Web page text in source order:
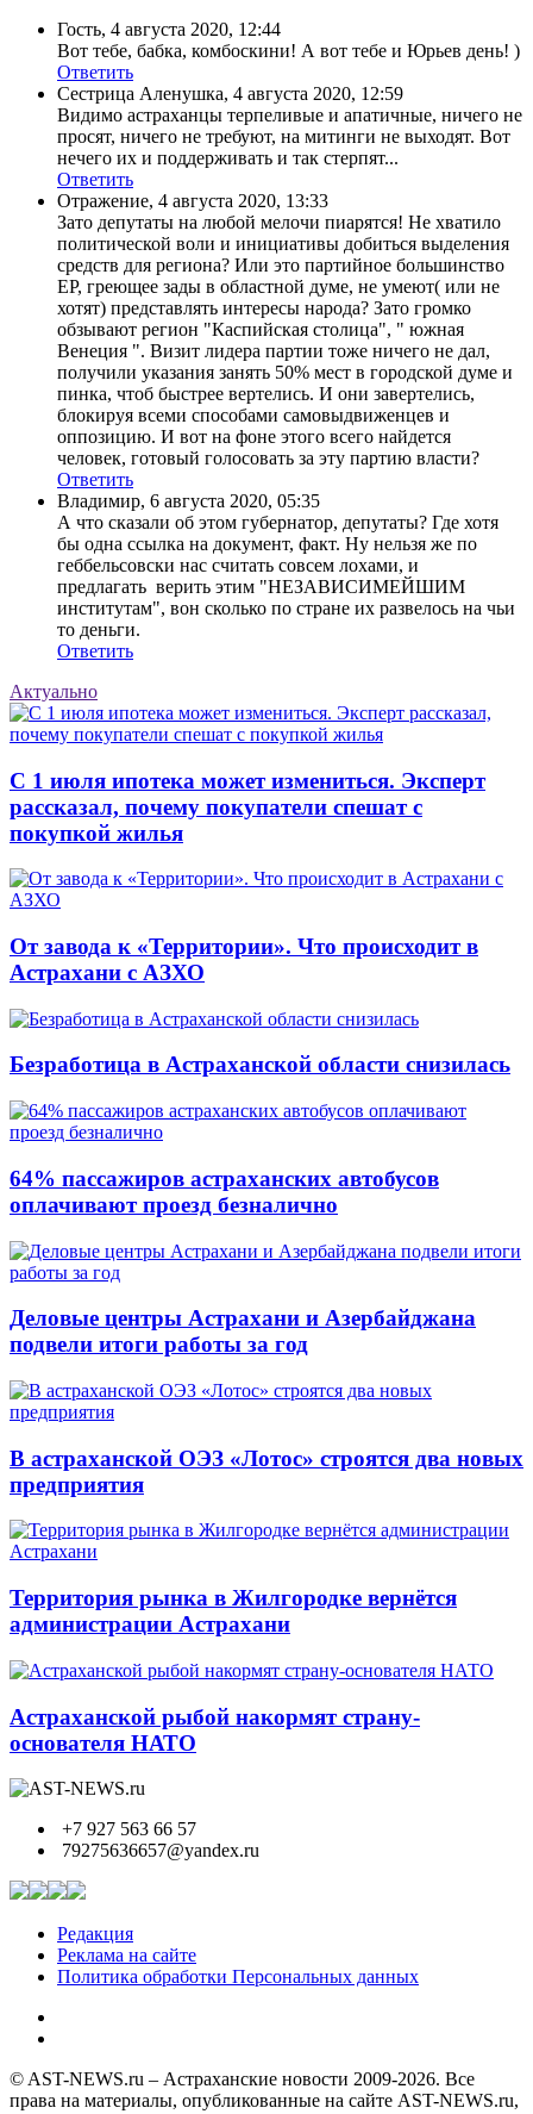
Гость, 4 августа 2020, 12:44
Вот тебе, бабка, комбоскини! А вот тебе и Юрьев день! )
Ответить
Сестрица Аленушка, 4 августа 2020, 12:59
Видимо астраханцы терпеливые и апатичные, ничего не
просят, ничего не требуют, на митинги не выходят. Вот
нечего их и поддерживать и так стерпят...
Ответить
Отражение, 4 августа 2020, 13:33
Зато депутаты на любой мелочи пиарятся! Не хватило
политической воли и инициативы добиться выделения
средств для региона? Или это партийное большинство
ЕР, греющее зады в областной думе, не умеют( или не
хотят) представлять интересы народа? Зато громко
обзывают регион "Каспийская столица", " южная
Венеция ". Визит лидера партии тоже ничего не дал,
получили указания занять 50% мест в городской думе и
пинка, чтоб быстрее вертелись. И они завертелись,
блокируя всеми способами самовыдвиженцев и
оппозицию. И вот на фоне этого всего найдется
человек, готовый голосовать за эту партию власти?
Ответить
Владимир, 6 августа 2020, 05:35
А что сказали об этом губернатор, депутаты? Где хотя
бы одна ссылка на документ, факт. Ну нельзя же по
геббельсовски нас считать совсем лохами, и
предлагать верить этим "НЕЗАВИСИМЕЙШИМ
институтам", вон сколько по стране их развелось на чьи
то деньги.
Ответить
Актуально
С 1 июля ипотека может измениться. Эксперт
рассказал, почему покупатели спешат с
покупкой жилья
От завода к «Территории». Что происходит в
Астрахани с АЗХО
Безработица в Астраханской области снизилась
64% пассажиров астраханских автобусов
оплачивают проезд безналично
Деловые центры Астрахани и Азербайджана
подвели итоги работы за год
В астраханской ОЭЗ «Лотос» строятся два новых
предприятия
Территория рынка в Жилгородке вернётся
администрации Астрахани
Астраханской рыбой накормят страну-
основателя НАТО
+7 927 563 66 57
79275636657@yandex.ru
Редакция
Реклама на сайте
Политика обработки Персональных данных
© AST-NEWS.ru – Астраханские новости 2009-2026. Все
права на материалы, опубликованные на сайте AST-NEWS.ru,